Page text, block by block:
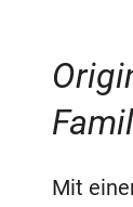
Mit